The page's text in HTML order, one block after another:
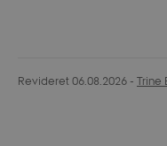
Revideret 06.08.2026 - Trine